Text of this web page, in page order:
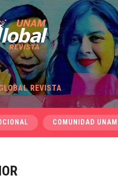
REVISTA
COMUNIDAD UNAM